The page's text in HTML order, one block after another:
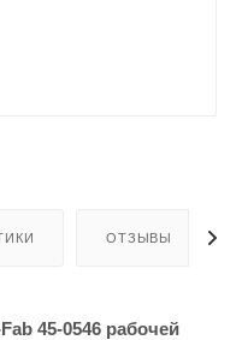
ОТЗЫВЫ
45-0546 рабочей